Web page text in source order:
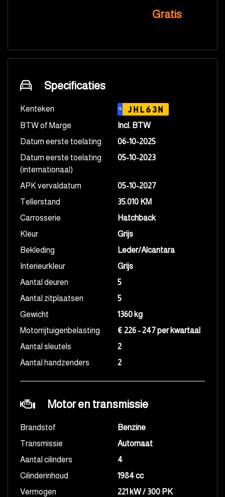
Gratis
Specificaties
Kenteken NL JHL63N
BTW of Marge
Incl. BTW
Datum eerste toelating
06-10-2025
Datum eerste toelating
(internationaal)
05-10-2023
APK vervaldatum
05-10-2027
Tellerstand
35.010 KM
Carrosserie
Hatchback
Kleur
Grijs
Bekleding
Leder/Alcantara
Interieurkleur
Grijs
Aantal deuren
5
Aantal zitplaatsen
5
Gewicht
1360 kg
Motorrijtuigenbelasting
€ 226 - 247 per kwartaal
Aantal sleutels
2
Aantal handzenders
2
Motor en transmissie
Brandstof
Benzine
Transmissie
Automaat
Aantal cilinders
4
Cilinderinhoud
1984 cc
Vermogen
221 kW / 300 PK